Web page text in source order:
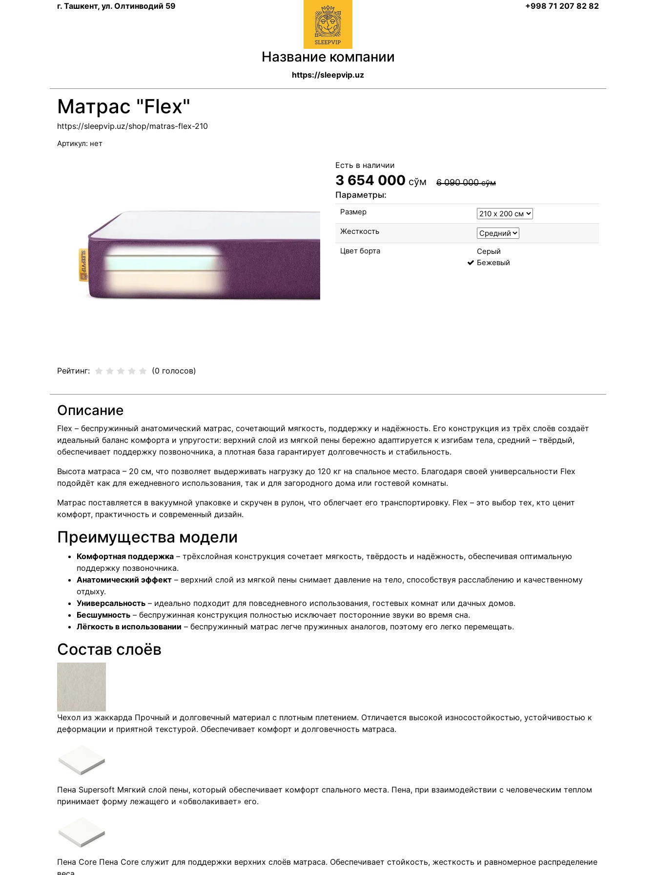
г. Ташкент, ул. Олтинводий 59
Название компании
https://sleepvip.uz
+998 71 207 82 82
Матрас "Flex"
https://sleepvip.uz/shop/matras-flex-210
Артикул: нет
Рейтинг: (0 голосов)
Есть в наличии
3 654 000 сўм 6 090 000сўм
Параметры:
Размер
Жесткость
Цвет борта
Серый
Бежевый
Описание
Flex – беспружинный анатомический матрас, сочетающий мягкость, поддержку и надёжность. Его конструкция из трёх слоёв создаёт
идеальный баланс комфорта и упругости: верхний слой из мягкой пены бережно адаптируется к изгибам тела, средний – твёрдый,
обеспечивает поддержку позвоночника, а плотная база гарантирует долговечность и стабильность.
Высота матраса – 20 см, что позволяет выдерживать нагрузку до 120 кг на спальное место. Благодаря своей универсальности Flex
подойдёт как для ежедневного использования, так и для загородного дома или гостевой комнаты.
Матрас поставляется в вакуумной упаковке и скручен в рулон, что облегчает его транспортировку. Flex – это выбор тех, кто ценит
комфорт, практичность и современный дизайн.
Преимущества модели
Комфортная поддержка – трёхслойная конструкция сочетает мягкость, твёрдость и надёжность, обеспечивая оптимальную
поддержку позвоночника.
Анатомический эффект – верхний слой из мягкой пены снимает давление на тело, способствуя расслаблению и качественному
отдыху.
Универсальность – идеально подходит для повседневного использования, гостевых комнат или дачных домов.
Бесшумность – беспружинная конструкция полностью исключает посторонние звуки во время сна.
Лёгкость в использовании – беспружинный матрас легче пружинных аналогов, поэтому его легко перемещать.
Состав слоёв
Чехол из жаккарда Прочный и долговечный материал с плотным плетением. Отличается высокой износостойкостью, устойчивостью к
деформации и приятной текстурой. Обеспечивает комфорт и долговечность матраса.
Пена Supersoft Мягкий слой пены, который обеспечивает комфорт спального места. Пена, при взаимодействии с человеческим теплом
принимает форму лежащего и «обволакивает» его.
Пена Core Пена Core служит для поддержки верхних слоёв матраса. Обеспечивает стойкость, жесткость и равномерное распределение